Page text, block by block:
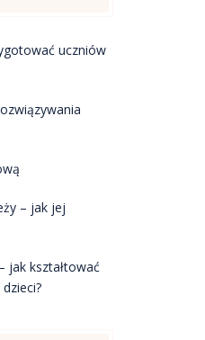
uczniów
– jak jej
jak kształtować